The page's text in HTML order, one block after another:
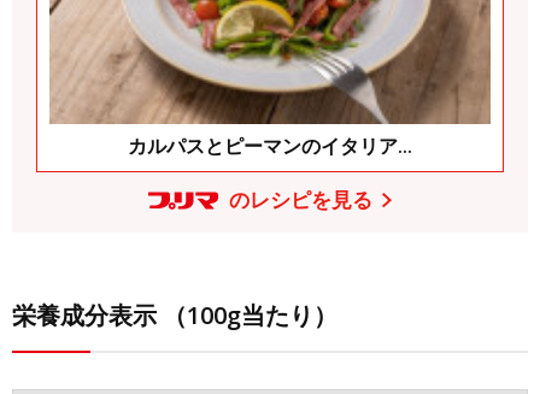
カルパスとピーマンのイタリア...
のレシピを見る
栄養成分表示 （100g当たり）